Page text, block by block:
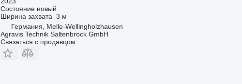
Состояниеновый
Ширина захвата 3 м
Германия, Melle-Wellingholzhausen
Agravis Technik Saltenbrock GmbH
Связаться с продавцом